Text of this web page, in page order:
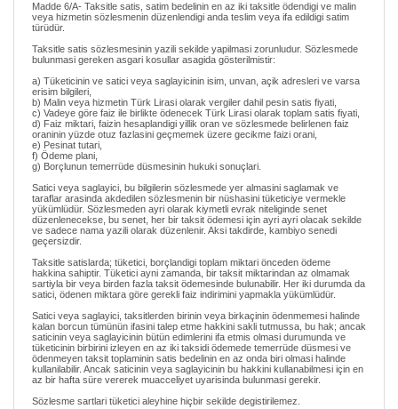
Madde 6/A- Taksitle satis, satim bedelinin en az iki taksitle ödendigi ve malin
veya hizmetin sözlesmenin düzenlendigi anda teslim veya ifa edildigi satim
türüdür.
Taksitle satis sözlesmesinin yazili sekilde yapilmasi zorunludur. Sözlesmede
bulunmasi gereken asgari kosullar asagida gösterilmistir:
a) Tüketicinin ve satici veya saglayicinin isim, unvan, açik adresleri ve varsa
erisim bilgileri,
b) Malin veya hizmetin Türk Lirasi olarak vergiler dahil pesin satis fiyati,
c) Vadeye göre faiz ile birlikte ödenecek Türk Lirasi olarak toplam satis fiyati,
d) Faiz miktari, faizin hesaplandigi yillik oran ve sözlesmede belirlenen faiz
oraninin yüzde otuz fazlasini geçmemek üzere gecikme faizi orani,
e) Pesinat tutari,
f) Ödeme plani,
g) Borçlunun temerrüde düsmesinin hukuki sonuçlari.
Satici veya saglayici, bu bilgilerin sözlesmede yer almasini saglamak ve
taraflar arasinda akdedilen sözlesmenin bir nüshasini tüketiciye vermekle
yükümlüdür. Sözlesmeden ayri olarak kiymetli evrak niteliginde senet
düzenlenecekse, bu senet, her bir taksit ödemesi için ayri ayri olacak sekilde
ve sadece nama yazili olarak düzenlenir. Aksi takdirde, kambiyo senedi
geçersizdir.
Taksitle satislarda; tüketici, borçlandigi toplam miktari önceden ödeme
hakkina sahiptir. Tüketici ayni zamanda, bir taksit miktarindan az olmamak
sartiyla bir veya birden fazla taksit ödemesinde bulunabilir. Her iki durumda da
satici, ödenen miktara göre gerekli faiz indirimini yapmakla yükümlüdür.
Satici veya saglayici, taksitlerden birinin veya birkaçinin ödenmemesi halinde
kalan borcun tümünün ifasini talep etme hakkini sakli tutmussa, bu hak; ancak
saticinin veya saglayicinin bütün edimlerini ifa etmis olmasi durumunda ve
tüketicinin birbirini izleyen en az iki taksidi ödemede temerrüde düsmesi ve
ödenmeyen taksit toplaminin satis bedelinin en az onda biri olmasi halinde
kullanilabilir. Ancak saticinin veya saglayicinin bu hakkini kullanabilmesi için en
az bir hafta süre vererek muacceliyet uyarisinda bulunmasi gerekir.
Sözlesme sartlari tüketici aleyhine hiçbir sekilde degistirilemez.